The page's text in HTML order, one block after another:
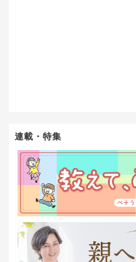
連載・特集